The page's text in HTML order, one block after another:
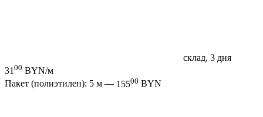
склад, 3 дня
31 00 BYN/м
Пакет (полиэтилен): 5 м — 15500 BYN